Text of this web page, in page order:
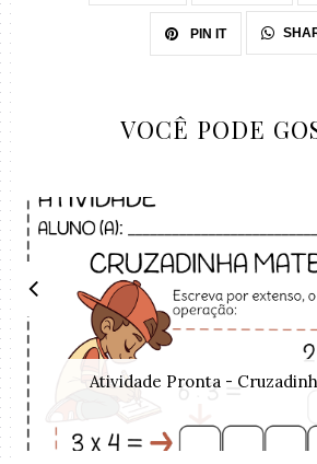
PIN IT
VOCÊ PODE
Atividade Pronta -